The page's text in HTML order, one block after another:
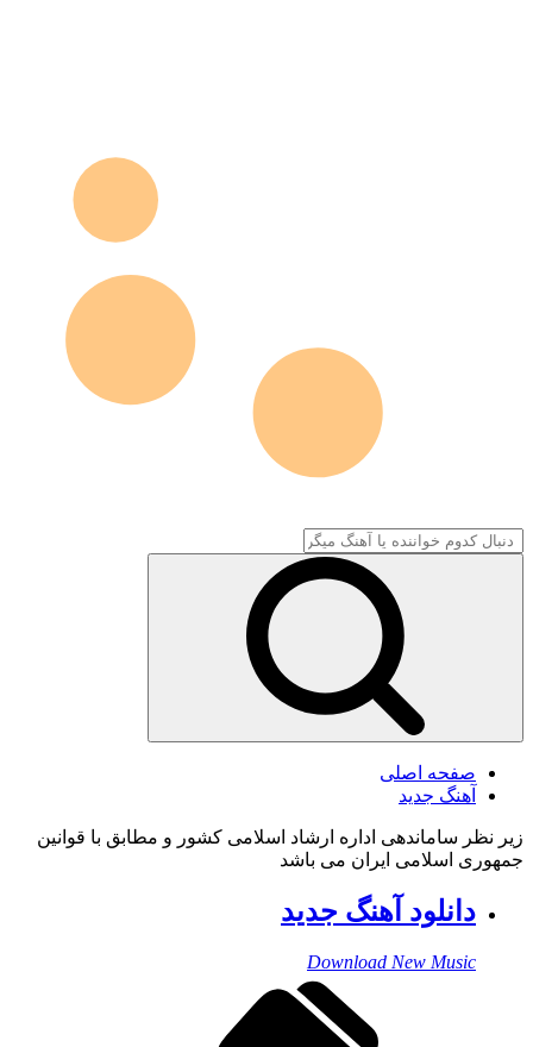
صفحه اصلی
آهنگ جدید
زیر نظر ساماندهی اداره ارشاد اسلامی کشور و مطابق با قوانین
جمهوری اسلامی ایران می باشد
دانلود آهنگ جدید
Download New Music